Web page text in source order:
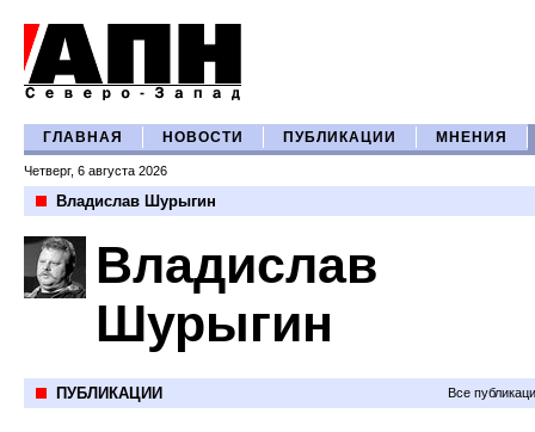
ГЛАВНАЯ НОВОСТИ ПУБЛИКАЦИИ МНЕНИЯ
Четверг, 6 августа 2026
Владислав Шурыгин
Владислав
Шурыгин
ПУБЛИКАЦИИ Все